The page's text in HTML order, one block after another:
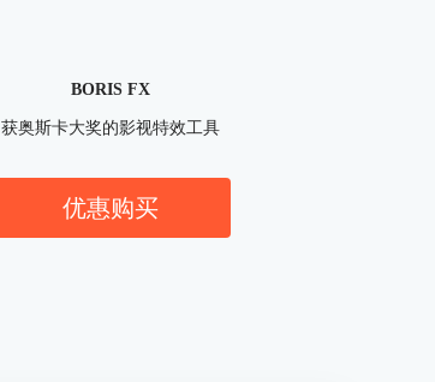
BORIS FX
获奥斯卡大奖的影视特效工具
优惠购买